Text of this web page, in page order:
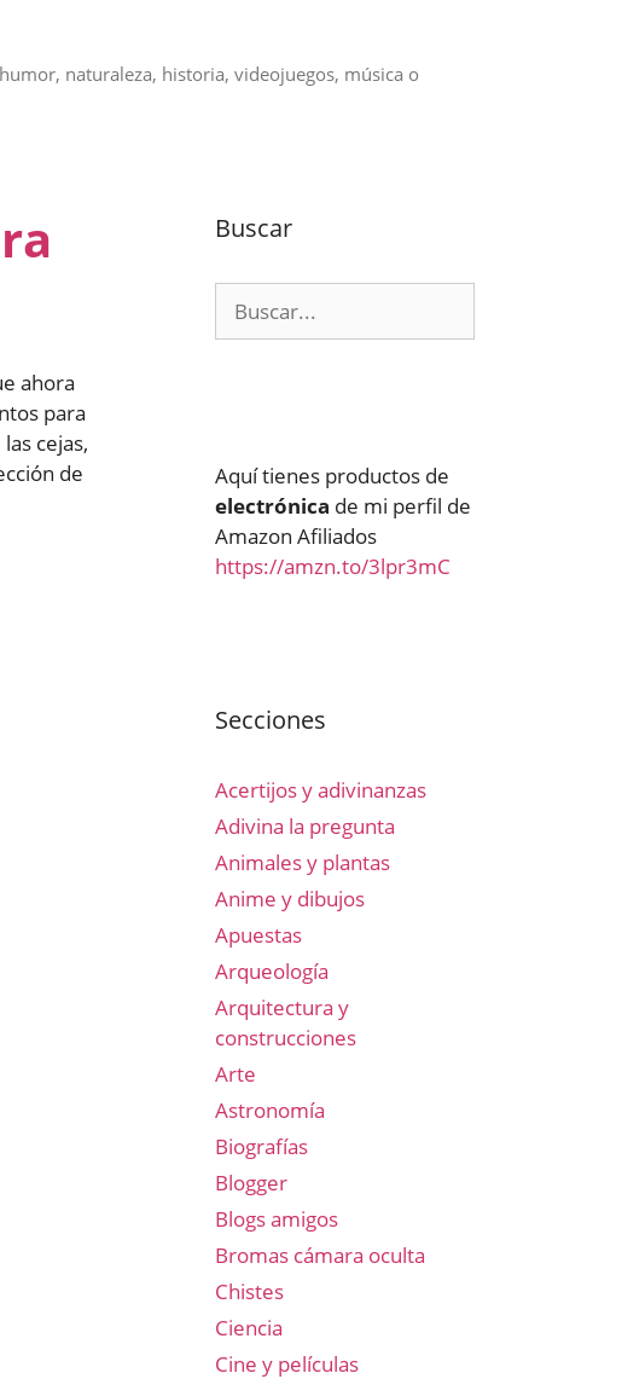
naturaleza, historia, videojuegos, música o
ahora
para
cejas,
de
Buscar
Aquí tienes productos de
electrónica de mi perfil de
Amazon Afiliados
https://amzn.to/3lpr3mC
Secciones
Acertijos y adivinanzas
Adivina la pregunta
Animales y plantas
Anime y dibujos
Apuestas
Arqueología
Arquitectura y
construcciones
Arte
Astronomía
Biografías
Blogger
Blogs amigos
Bromas cámara oculta
Chistes
Ciencia
Cine y películas